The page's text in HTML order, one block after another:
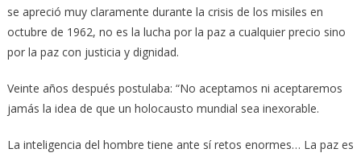
se apreció muy claramente durante la crisis de los misiles en
octubre de 1962, no es la lucha por la paz a cualquier precio sino
por la paz con justicia y dignidad.
Veinte años después postulaba: “No aceptamos ni aceptaremos
jamás la idea de que un holocausto mundial sea inexorable.
La inteligencia del hombre tiene ante sí retos enormes… La paz es